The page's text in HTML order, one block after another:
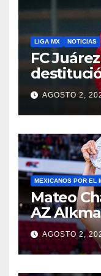
LIGA MX NOTICIAS
FC
Caixinha
AGOSTO 2,
MEXICANOS POR EL
Mateo
AZ
deAGOSTO 2,